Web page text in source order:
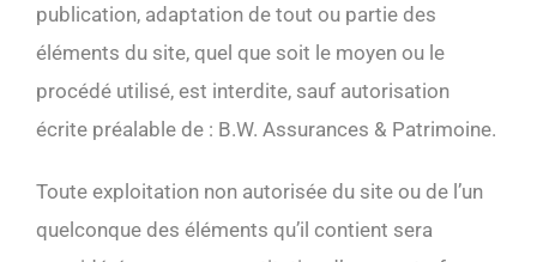
publication, adaptation de tout ou partie des
éléments du site, quel que soit le moyen ou le
procédé utilisé, est interdite, sauf autorisation
écrite préalable de : B.W. Assurances & Patrimoine.
Toute exploitation non autorisée du site ou de l’un
quelconque des éléments qu’il contient sera